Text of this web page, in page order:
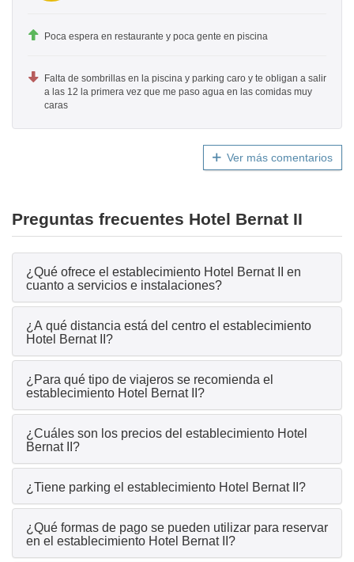
Poca espera en restaurante y poca gente en piscina
Falta de sombrillas en la piscina y parking caro y te obligan a salir
a las 12 la primera vez que me paso agua en las comidas muy
caras
Ver más comentarios
Preguntas frecuentes Hotel Bernat II
¿Qué ofrece el establecimiento Hotel Bernat II en
cuanto a servicios e instalaciones?
¿A qué distancia está del centro el establecimiento
Hotel Bernat II?
¿Para qué tipo de viajeros se recomienda el
establecimiento Hotel Bernat II?
¿Cuáles son los precios del establecimiento Hotel
Bernat II?
¿Tiene parking el establecimiento Hotel Bernat II?
¿Qué formas de pago se pueden utilizar para reservar
en el establecimiento Hotel Bernat II?